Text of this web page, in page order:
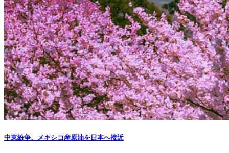
中東紛争、メキシコ産原油を日本へ接近